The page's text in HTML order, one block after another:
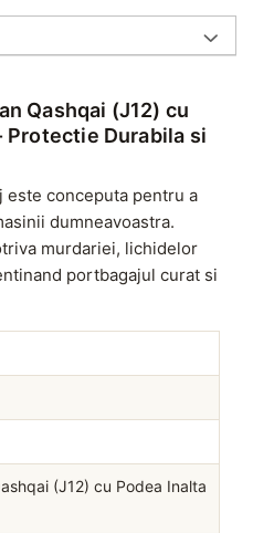
Qashqai (J12) cu
Protectie Durabila si
este conceputa pentru a
dumneavoastra.
murdariei, lichidelor
portbagajul curat si
(J12) cu Podea Inalta